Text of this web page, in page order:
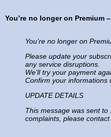
You’re no longer on Premium
You’re no longer on
Please update your
any service disruptions.
We’ll try your payment
Confirm your informations
UPDATE DETAILS
This message was sent
complaints, please contact